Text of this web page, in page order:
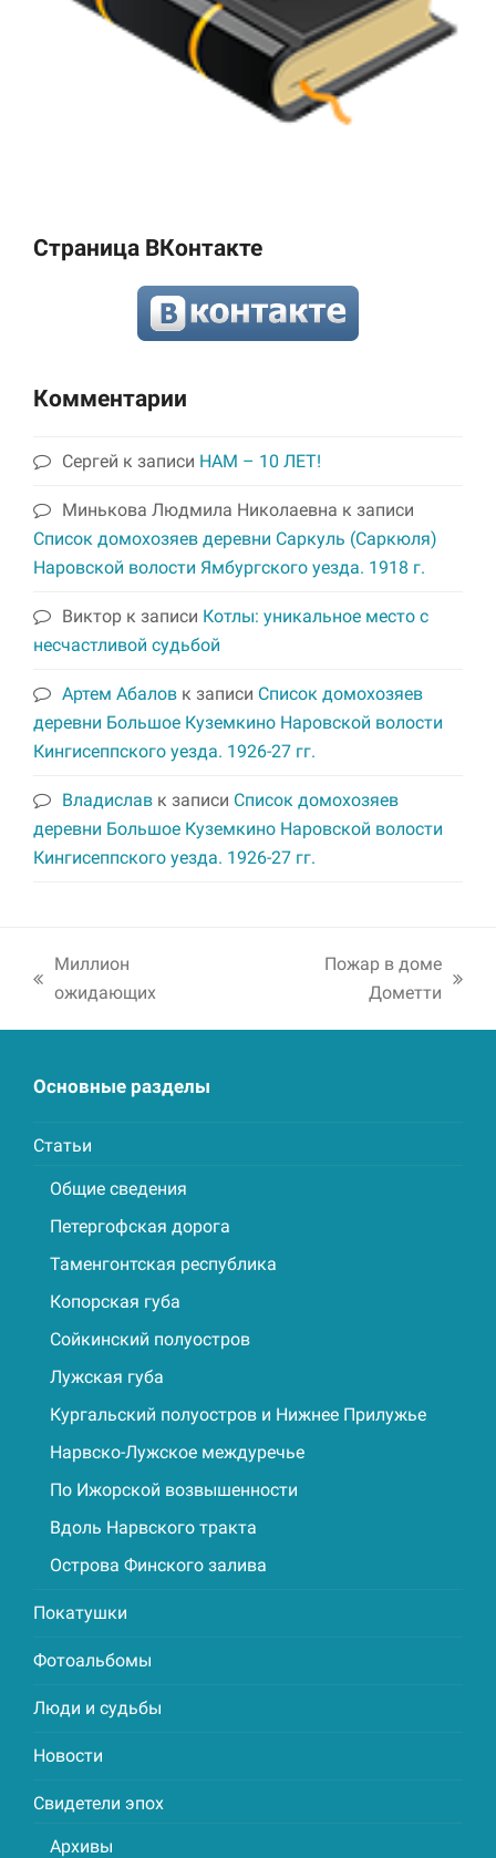
Страница ВКонтакте
Комментарии
Сергей к записи НАМ – 10 ЛЕТ!
Минькова Людмила Николаевна к записи
Список домохозяев деревни Саркуль (Саркюля)
Наровской волости Ямбургского уезда. 1918 г.
Виктор к записи Котлы: уникальное место с
несчастливой судьбой
Артем Абалов к записи Список домохозяев
деревни Большое Куземкино Наровской волости
Кингисеппского уезда. 1926-27 гг.
Владислав к записи Список домохозяев
деревни Большое Куземкино Наровской волости
Кингисеппского уезда. 1926-27 гг.
previous
Миллион
ожидающих
Пожар в доме
Дометти
Основные разделы
Статьи
Общие сведения
Петергофская дорога
Таменгонтская республика
Копорская губа
Сойкинский полуостров
Лужская губа
Кургальский полуостров и Нижнее Прилужье
Нарвско-Лужское междуречье
По Ижорской возвышенности
Вдоль Нарвского тракта
Острова Финского залива
Покатушки
Фотоальбомы
Люди и судьбы
Новости
Свидетели эпох
Архивы